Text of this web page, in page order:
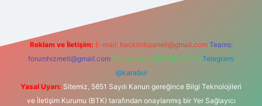
Reklam ve İletişim: E-mail: backlinkpaneli@gmail.com Teams:
forumhizmeti@gmail.com Whatsapp: 0262 606 0 726 Telegram:
@karabul
Yasal Uyarı: Sitemiz, 5651 Sayılı Kanun gereğince Bilgi Teknolojileri
ve İletişim Kurumu (BTK) tarafından onaylanmış bir Yer Sağlayıcı